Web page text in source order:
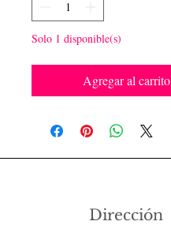
Solo 1 disponible(s)
Agregar al carrito
Dirección